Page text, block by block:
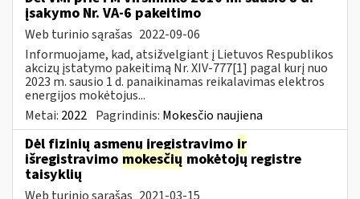
įsakymo Nr. VA-6 pakeitimo
Web turinio sąrašas 2022-09-06
Informuojame, kad, atsižvelgiant į Lietuvos Respublikos
akcizų įstatymo pakeitimą Nr. XIV-777[1] pagal kurį nuo
2023 m. sausio 1 d. panaikinamas reikalavimas elektros
energijos mokėtojus...
Metai: 2022 Pagrindinis: Mokesčio naujiena
Dėl fizinių asmenų įregistravimo ir
išregistravimo mokesčių mokėtojų registre
taisyklių
Web turinio sąrašas 2021-03-15